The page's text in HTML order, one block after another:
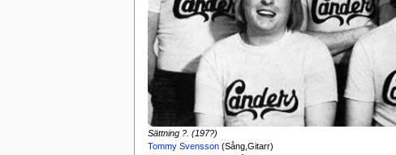
Sättning ?. (197?)
Tommy Svensson (Sång,Gitarr)